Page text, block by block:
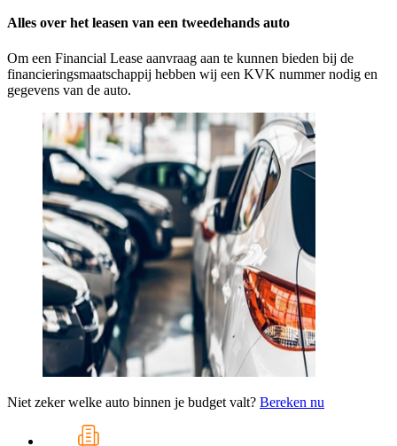
Alles over het leasen van een tweedehands auto
Om een Financial Lease aanvraag aan te kunnen bieden bij de
financieringsmaatschappij hebben wij een KVK nummer nodig en
gegevens van de auto.
Niet zeker welke auto binnen je budget valt? Bereken nu